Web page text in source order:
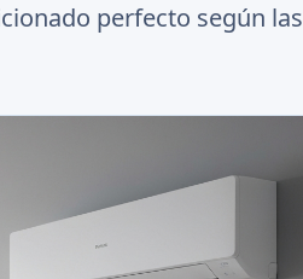
perfecto según las